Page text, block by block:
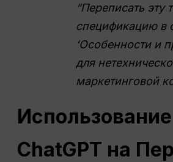
“Переписать эту
спецификацию в
‘Особенности и
для
маркетинговой
Использование
ChatGPT на